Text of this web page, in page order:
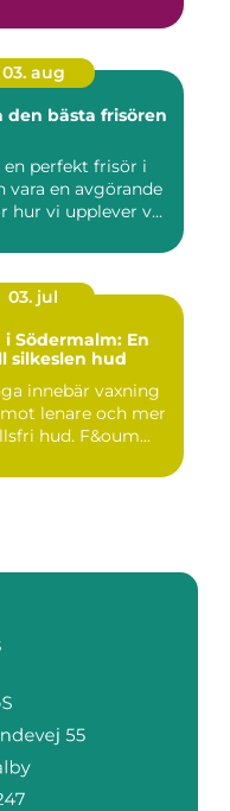
03. aug
bästa frisören
perfekt frisör i
vara en avgörande
hur vi upplever v...
03. jul
i Södermalm: En
silkeslen hud
innebär vaxning
lenare och mer
hud. F&oum...